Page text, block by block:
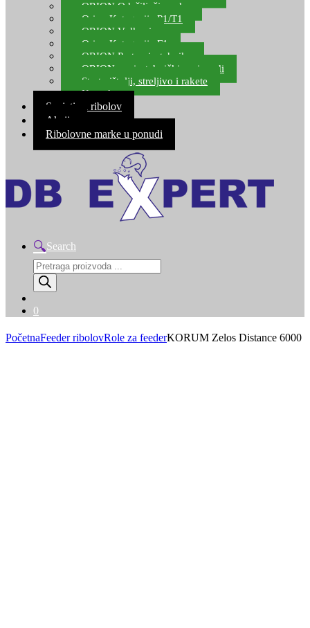
ORION Odašiljači zvuka
Orion Kategorija P1/T1
ORION Vulkani
Orion Kategorija F1
ORION Party pirotehnika
ORION nepirotehnički proizvodi
Start pištolji, streljivo i rakete
Kontakt
Savjeti za ribolov
Akcija
Ribolovne marke u ponudi
Search
Products
search
0
PočetnaFeeder ribolovRole za feederKORUM Zelos Distance 6000